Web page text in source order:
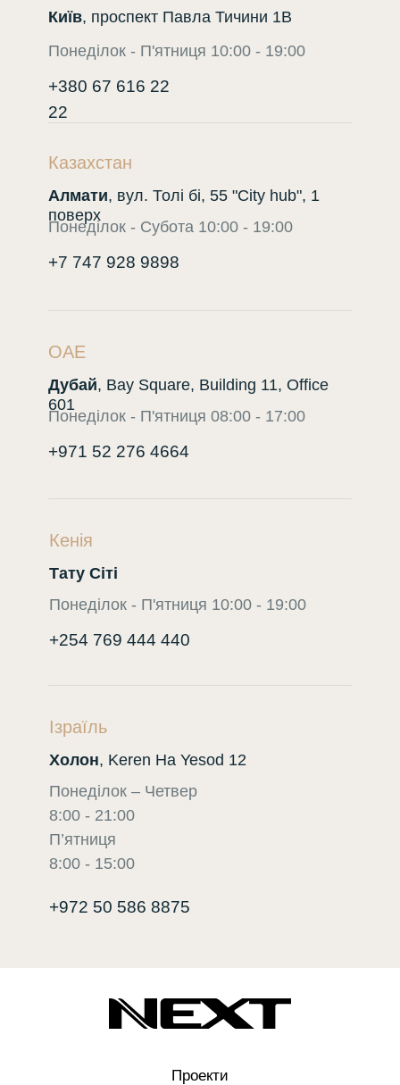
Київ, проспект Павла Тичини 1В
Понеділок - П'ятниця 10:00 - 19:00
+380 67 616 22
22
Казахстан
Алмати, вул. Толі бі, 55 "City hub", 1
поверх
Понеділок - Субота 10:00 - 19:00
+7 747 928 9898
ОАЕ
Дубай, Bay Square, Building 11, Office
601
Понеділок - П'ятниця 08:00 - 17:00
+971 52 276 4664
Кенія
Тату Сіті
Понеділок - П'ятниця 10:00 - 19:00
+254 769 444 440
Ізраїль
Холон, Keren Ha Yesod 12
Понеділок – Четвер
8:00 - 21:00
П’ятниця
8:00 - 15:00
+972 50 586 8875
Проекти